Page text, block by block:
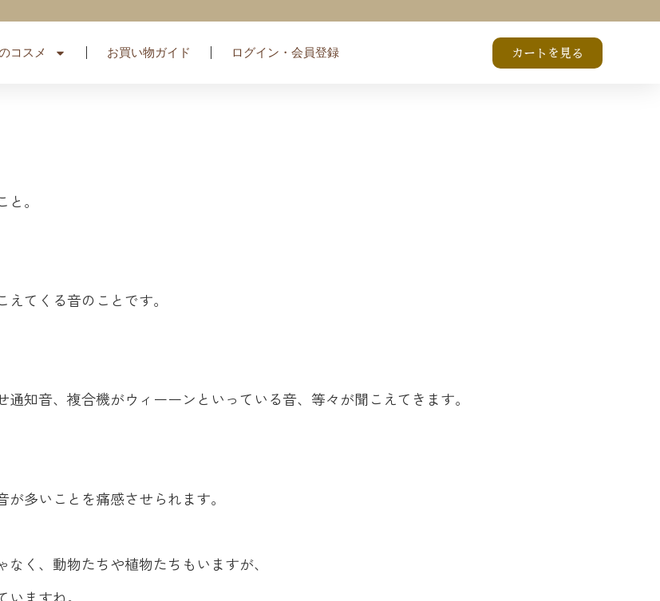
コスメ お買い物ガイド ログイン・会員登録 カートを見る
。
てくる音のことです。
知音、複合機がウィーーンといっている音、等々が聞こえてきます。
多いことを痛感させられます。
く、動物たちや植物たちもいますが、
ますね。